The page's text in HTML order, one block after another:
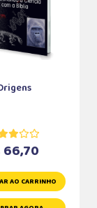
66,70
AO CARRINHO